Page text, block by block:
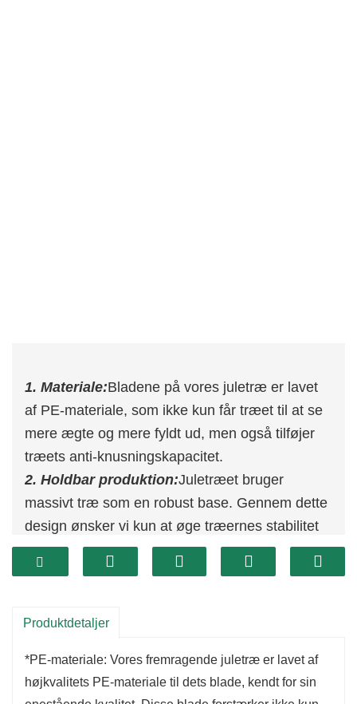
1. Materiale:Bladene på vores juletræ er lavet
af PE-materiale, som ikke kun får træet til at se
mere ægte og mere fyldt ud, men også tilføjer
træets anti-knusningskapacitet.
2. Holdbar produktion:Juletræet bruger
massivt træ som en robust base. Gennem dette
design ønsker vi kun at øge træernes stabilitet
og beskytte dit gulv.
3. Iøjnefaldende design:
Juletræet kommer
glød til dit hjem, sølvjuletræet vil være et
ferier, smukt og festligt, passer perfekt til
vinterlandskaber.
Produktdetaljer
*PE-materiale: Vores fremragende juletræ er lavet af
højkvalitets PE-materiale til dets blade, kendt for sin